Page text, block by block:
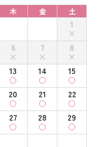
木 金 土
1
6 7
8
13 14
15
20 21
22
27 28
29